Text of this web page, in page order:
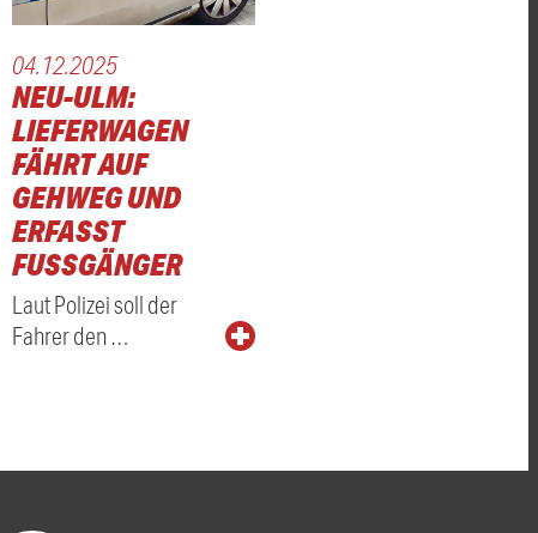
04.12.2025
NEU-ULM:
LIEFERWAGEN
FÄHRT AUF
GEHWEG UND
ERFASST
FUSSGÄNGER
Laut Polizei soll der
Fahrer den …